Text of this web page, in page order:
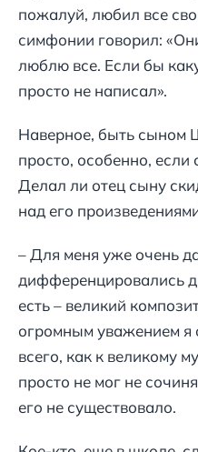
пожалуй, любил все
симфонии говорил:
люблю все. Если бы
просто не написал».
Наверное, быть сыном
просто, особенно,
Делал ли отец сыну
над его
– Для меня уже очень
дифференцировались
есть – великий
огромным уважением я
всего, как к великому
просто не мог не
его не существовало.